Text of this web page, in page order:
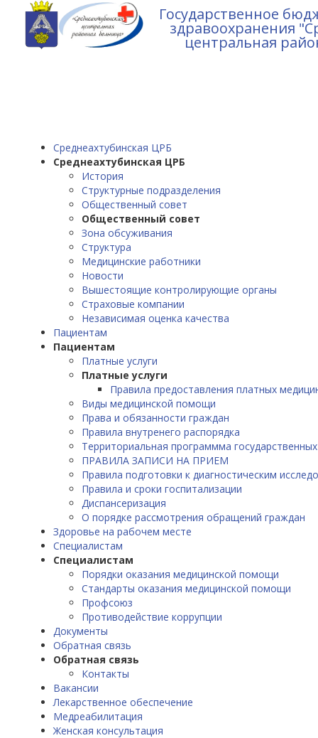
Государственное
здравоохранения
центральная
Среднеахтубинская ЦРБ
Среднеахтубинская ЦРБ
История
Структурные подразделения
Общественный совет
Общественный совет
Зона обсуживания
Структура
Медицинские работники
Новости
Вышестоящие контролирующие органы
Страховые компании
Независимая оценка качества
Пациентам
Пациентам
Платные услуги
Платные услуги
Правила предоставления платных
Виды медицинской помощи
Права и обязанности граждан
Правила внутренего распорядка
Территориальная программма
ПРАВИЛА ЗАПИСИ НА ПРИЕМ
Правила подготовки к диагностическим
Правила и сроки госпитализации
Диспансеризация
О порядке рассмотрения обращений граждан
Здоровье на рабочем месте
Специалистам
Специалистам
Порядки оказания медицинской помощи
Стандарты оказания медицинской помощи
Профсоюз
Противодействие коррупции
Документы
Обратная связь
Обратная связь
Контакты
Вакансии
Лекарственное обеспечение
Медреабилитация
Женская консультация